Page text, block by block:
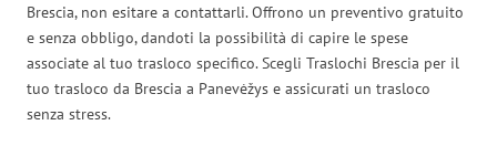
Brescia, non esitare a contattarli. Offrono un preventivo gratuito
e senza obbligo, dandoti la possibilità di capire le spese
associate al tuo trasloco specifico. Scegli Traslochi Brescia per il
tuo trasloco da Brescia a Panevėžys e assicurati un trasloco
senza stress.